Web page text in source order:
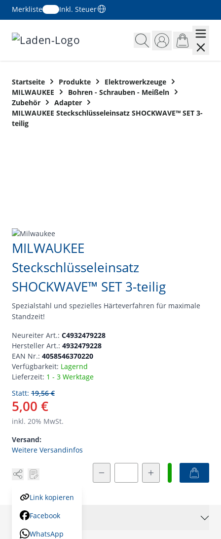
Merkliste
Inkl. Steuer
Startseite Produkte
Elektrowerkzeuge
MILWAUKEE
Bohren - Schrauben - Meißeln
Zubehör
Adapter
MILWAUKEE Steckschlüsseleinsatz SHOCKWAVE™ SET 3-
teilig
MILWAUKEE
Steckschlüsseleinsatz
SHOCKWAVE™ SET 3-teilig
Spezialstahl und spezielles Härteverfahren für maximale
Standzeit!
Neureiter Art.: C4932479228
Hersteller Art.: 4932479228
EAN Nr.: 4058546370220
Verfügbarkeit: Lagernd
Lieferzeit: 1 - 3 Werktage
Statt: 19,56 €
5,00 €
inkl. 20% MwSt.
Versand:
Weitere Versandinfos
Link kopieren
Facebook
WhatsApp
Beschreibung